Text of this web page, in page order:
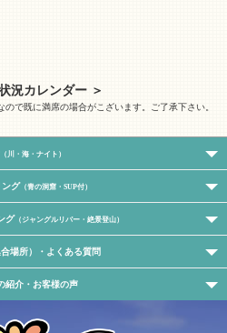
況カレンダー ＞
で既に満席の場合がこざいます。ご了承下さい。
（川・海・ナイト）
ング （青の洞窟・SUP付）
グ （ジャングルリバー・絶景登山）
場所）・よくある質問
紹介・お客様の声